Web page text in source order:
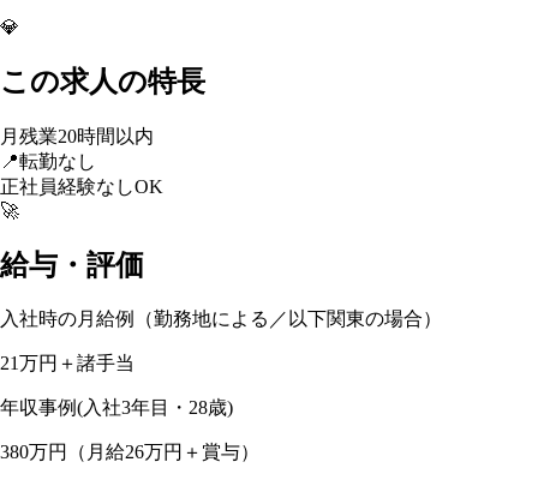
💎
この求人の特長
月残業20時間以内
📍転勤なし
正社員経験なしOK
🚀
給与・評価
入社時の月給例（勤務地による／以下関東の場合）
21万円＋諸手当
年収事例(入社3年目・28歳)
380万円（月給26万円＋賞与）